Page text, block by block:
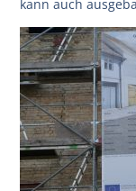
kann auch